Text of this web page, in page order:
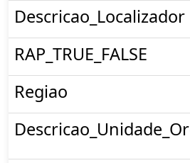
Descricao_Localizador
RAP_TRUE_FALSE
Regiao